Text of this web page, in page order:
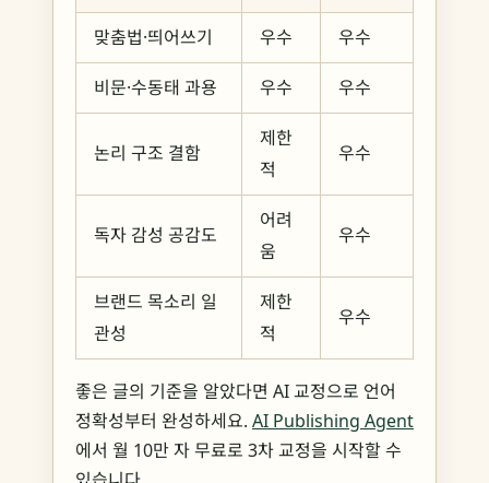
맞춤법·띄어쓰기 우수 우수
비문·수동태 과용 우수 우수
논리 구조 결함
제한
적
우수
독자 감성 공감도
어려
움
우수
브랜드 목소리 일
관성
제한
적
우수
좋은 글의 기준을 알았다면 AI 교정으로 언어
정확성부터 완성하세요. AI Publishing Agent
에서 월 10만 자 무료로 3차 교정을 시작할 수